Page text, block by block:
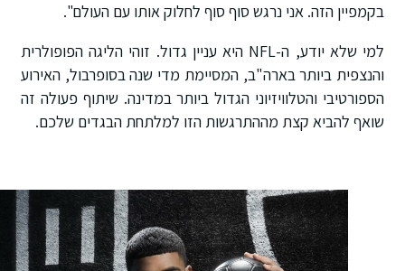
בקמפיין הזה. אני נרגש סוף סוף לחלוק אותו עם העולם".
למי שלא יודע, ה-NFL היא עניין גדול. זוהי הליגה הפופולרית
והנצפית ביותר בארה"ב, המסיימת מדי שנה בסופרבול, האירוע
הספורטיבי והטלוויזיוני הגדול ביותר במדינה. שיתוף פעולה זה
שואף להביא קצת מההתרגשות הזו למלתחת הבגדים שלכם.